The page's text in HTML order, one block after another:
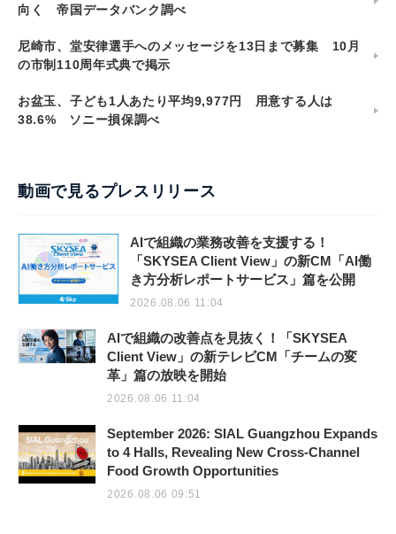
向く 帝国データバンク調べ
尼崎市、堂安律選手へのメッセージを13日まで募集 10月
の市制110周年式典で掲示
お盆玉、子ども1人あたり平均9,977円 用意する人は
38.6% ソニー損保調べ
動画で見るプレスリリース
AIで組織の業務改善を支援する！
「SKYSEA Client View」の新CM「AI働
き方分析レポートサービス」篇を公開
2026.08.06 11:04
AIで組織の改善点を見抜く！「SKYSEA
Client View」の新テレビCM「チームの変
革」篇の放映を開始
2026.08.06 11:04
September 2026: SIAL Guangzhou Expands
to 4 Halls, Revealing New Cross-Channel
Food Growth Opportunities
2026.08.06 09:51